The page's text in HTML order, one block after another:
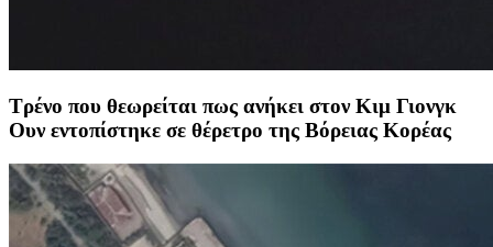
Τρένο που θεωρείται πως ανήκει στον Κιμ Γιονγκ
Ουν εντοπίστηκε σε θέρετρο της Βόρειας Κορέας